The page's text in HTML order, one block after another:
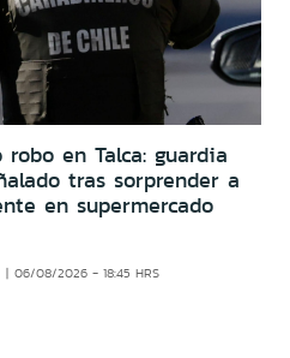
robo en Talca: guardia
tras sorprender a
en supermercado
06/08/2026 - 18:45 HRS